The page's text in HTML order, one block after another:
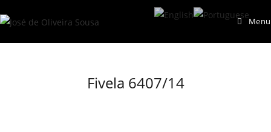
to
Menu
Fivela 6407/14